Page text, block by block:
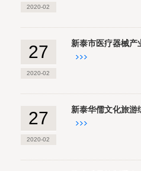
2020-02
27
2020-02
新泰市医疗器械产
27
2020-02
新泰华儒文化旅